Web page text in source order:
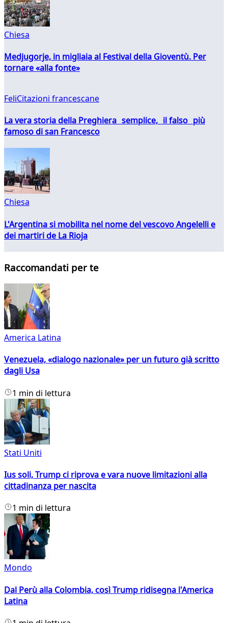
Chiesa
Medjugorje, in migliaia al Festival della Gioventù. Per
tornare «alla fonte»
FeliCitazioni francescane
La vera storia della Preghiera semplice, il falso più
famoso di san Francesco
Chiesa
L'Argentina si mobilita nel nome del vescovo Angelelli e
dei martiri de La Rioja
Raccomandati per te
America Latina
Venezuela, «dialogo nazionale» per un futuro già scritto
dagli Usa
1 min di lettura
Stati Uniti
Ius soli, Trump ci riprova e vara nuove limitazioni alla
cittadinanza per nascita
1 min di lettura
Mondo
Dal Perù alla Colombia, così Trump ridisegna l'America
Latina